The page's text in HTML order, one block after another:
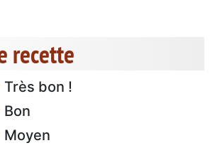
recette
Très bon !
Bon
Moyen